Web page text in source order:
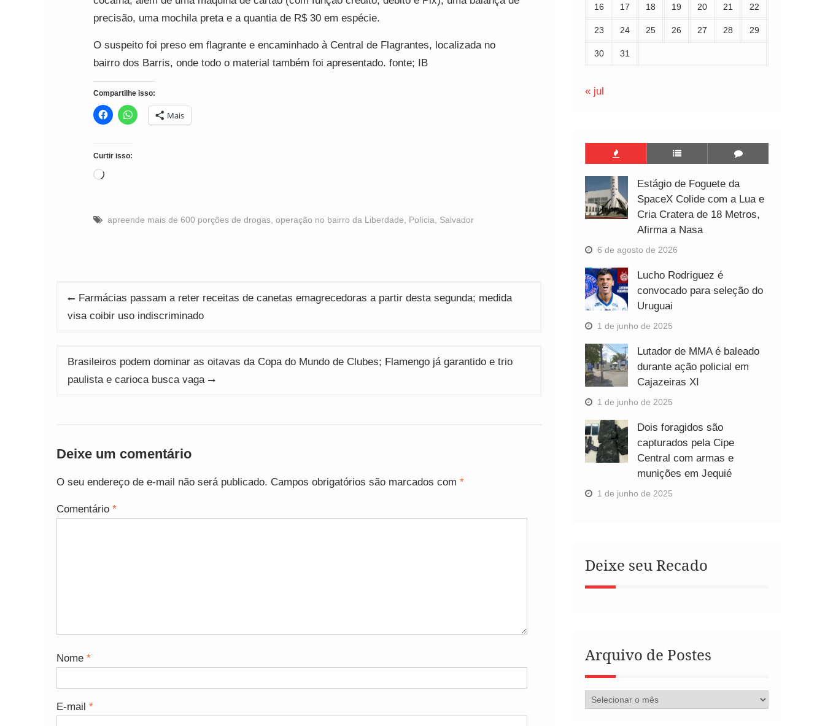
precisão, uma mochila preta e a quantia de R$ 30 em espécie.
O suspeito foi preso em flagrante e encaminhado à Central de Flagrantes, localizada no
bairro dos Barris, onde todo o material também foi apresentado. fonte; IB
Compartilhe isso:
Mais
Curtir isso:
Carregando...
apreende mais de 600 porções de drogas operação no bairro da Liberdade Polícia Salvador
Navegação
de
Farmácias passam a reter receitas de canetas emagrecedoras a partir desta segunda; medida
visa coibir uso indiscriminado
Brasileiros podem dominar as oitavas da Copa do Mundo de Clubes; Flamengo já garantido e trio
paulista e carioca busca vaga
Deixe um comentário
O seu endereço de e-mail não será publicado. Campos obrigatórios são marcados com *
Comentário *
Nome *
E-mail *
16 17 18 19 20 21 22
23 24 25 26 27 28 29
30 31
« jul
Estágio de Foguete da
SpaceX Colide com a Lua e
Cria Cratera de 18 Metros,
Afirma a Nasa
6 de agosto de 2026
Lucho Rodriguez é
convocado para seleção do
Uruguai
1 de junho de 2025
Lutador de MMA é baleado
durante ação policial em
Cajazeiras XI
1 de junho de 2025
Dois foragidos são
capturados pela Cipe
Central com armas e
munições em Jequié
1 de junho de 2025
Deixe seu Recado
Arquivo de Postes
Arquivo